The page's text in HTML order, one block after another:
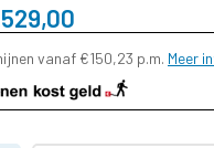
vanaf €150,23 p.m. Meer